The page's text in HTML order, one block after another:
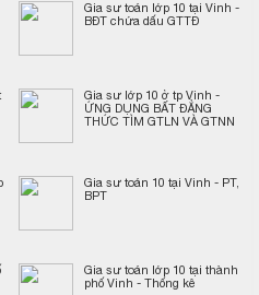
Gia sư toán lớp 10 tại Vinh -
BĐT chứa dấu GTTĐ
Gia sư lớp 10 ở tp Vinh -
ỨNG DỤNG BẤT ĐẲNG
THỨC TÌM GTLN VÀ GTNN
Gia sư toán 10 tại Vinh - PT,
BPT
Gia sư toán lớp 10 tại thành
phố Vinh - Thống kê